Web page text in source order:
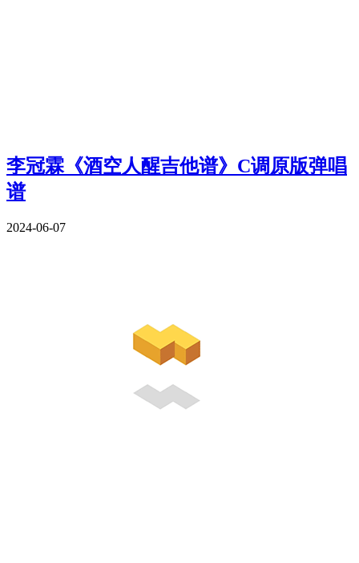
李冠霖《酒空人醒吉他谱》C调原版弹唱
谱
2024-06-07